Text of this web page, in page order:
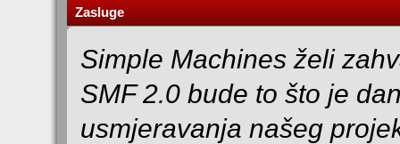
Zasluge
Simple Machines želi
SMF 2.0 bude to što je
usmjeravanja našeg